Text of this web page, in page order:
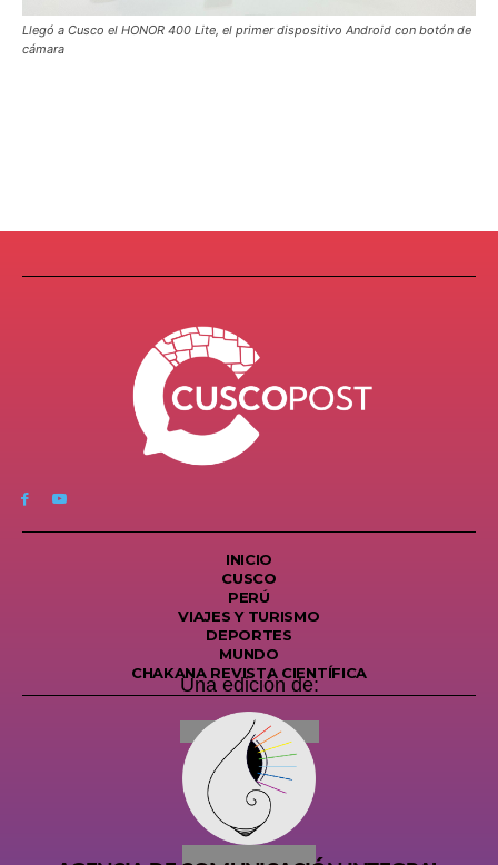
Llegó a Cusco el HONOR 400 Lite, el primer dispositivo Android con botón de
cámara
INICIO
CUSCO
PERÚ
VIAJES Y TURISMO
DEPORTES
MUNDO
CHAKANA REVISTA CIENTÍFICA
Una edición de: